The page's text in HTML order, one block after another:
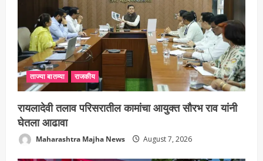
ताज्या बातम्या राजकीय
रायलादेवी तलाव परिसरातील कामांचा आयुक्त सौरभ राव यांनी
घेतला आढावा
Maharashtra Majha News August 7, 2026